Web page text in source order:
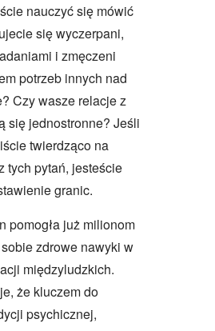
nauczyć się mówić
się wyczerpani,
i zmęczeni
potrzeb innych nad
Czy wasze relacje z
się jednostronne? Jeśli
twierdząco na
tych pytań, jesteście
granic.
pomogła już milionom
zdrowe nawyki w
międzyludzkich.
że kluczem do
psychicznej,